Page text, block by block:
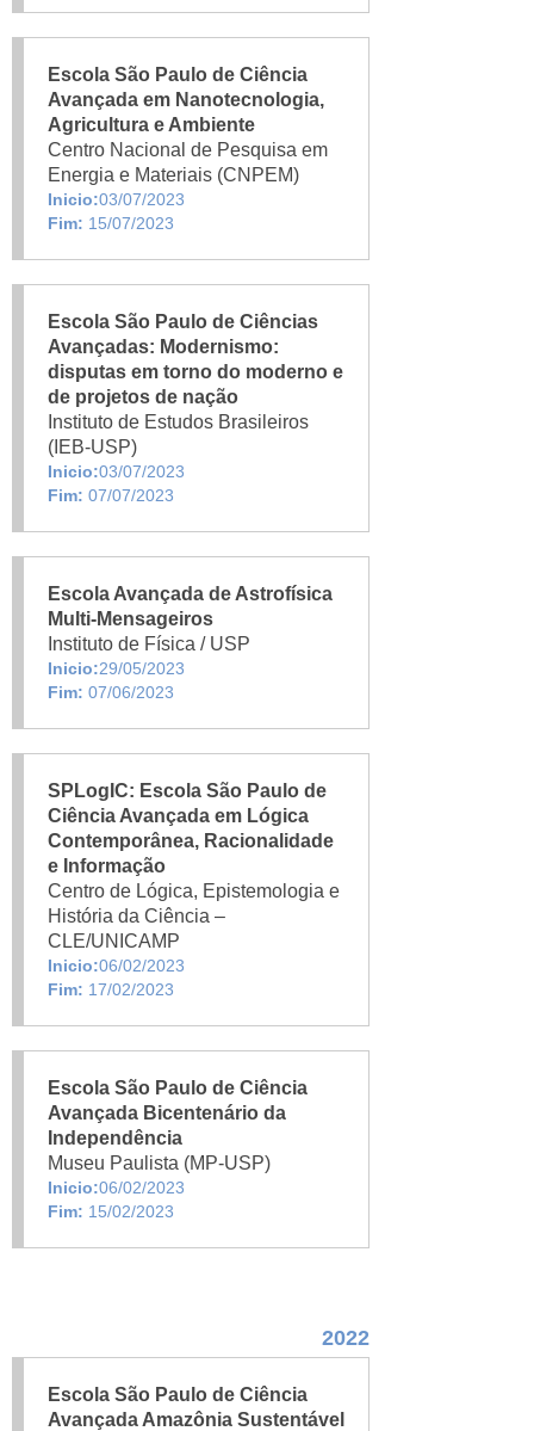
Escola São Paulo de Ciência
Avançada em Nanotecnologia,
Agricultura e Ambiente
Centro Nacional de Pesquisa em
Energia e Materiais (CNPEM)
Inicio:03/07/2023
Fim: 15/07/2023
Escola São Paulo de Ciências
Avançadas: Modernismo:
disputas em torno do moderno e
de projetos de nação
Instituto de Estudos Brasileiros
(IEB-USP)
Inicio:03/07/2023
Fim: 07/07/2023
Escola Avançada de Astrofísica
Multi-Mensageiros
Instituto de Física / USP
Inicio:29/05/2023
Fim: 07/06/2023
SPLogIC: Escola São Paulo de
Ciência Avançada em Lógica
Contemporânea, Racionalidade
e Informação
Centro de Lógica, Epistemologia e
História da Ciência –
CLE/UNICAMP
Inicio:06/02/2023
Fim: 17/02/2023
Escola São Paulo de Ciência
Avançada Bicentenário da
Independência
Museu Paulista (MP-USP)
Inicio:06/02/2023
Fim: 15/02/2023
2022
Escola São Paulo de Ciência
Avançada Amazônia Sustentável